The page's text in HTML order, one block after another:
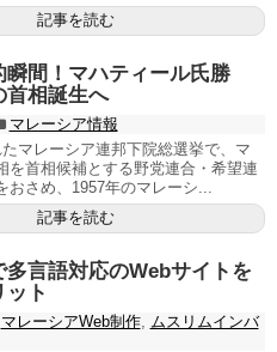
記事を読む
瞬間！マハティール氏勝
首相誕生へ
マレーシア情報
マレーシア連邦下院総選挙で、マ
を首相候補とする野党連合・希望連
おさめ、1957年のマレーシ...
記事を読む
多言語対応のWebサイトを
ット
マレーシアWeb制作, ムスリムインバ